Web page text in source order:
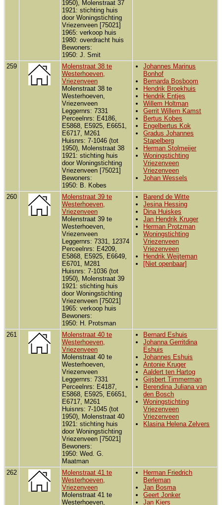
1950), Molenstraat 37
1921: stichting huis
door Woningstichting
Vriezenveen [75021]
1965: verkoop huis
1980: overdracht huis
Bewoners:
1950: J. Smit
259
Molenstraat 38 te
Westerhoeven,
Vriezenveen
Molenstraat 38 te
Westerhoeven,
Vriezenveen
Leggernrs: 7331
Perceelnrs: E4186,
E5868, E5925, E6651,
E6717, M261
Huisnrs: 7-1046 (tot
1950), Molenstraat 38
1921: stichting huis
door Woningstichting
Vriezenveen [75021]
Bewoners:
1950: B. Kobes
Johannes Marinus
Bonhof
Bernarda Bosboom
Hendrik Broekhuis
Hendrik Entjes
Willem Holtman
Gerrit Willem Kamst
Bertus Kobes
Engelbertus Kok
Gradus Johannes
Stapelberg
Herman Stolmeijer
Woningstichting
Vriezenveen
Vriezenveen
Johan Wessels
260
Molenstraat 39 te
Westerhoeven,
Vriezenveen
Molenstraat 39 te
Westerhoeven,
Vriezenveen
Leggernrs: 7331, 12374
Perceelnrs: E4209,
E5868, E5925, E6649,
E6701, M281
Huisnrs: 7-1036 (tot
1950), Molenstraat 39
1921: stichting huis
door Woningstichting
Vriezenveen [75021]
1965: verkoop huis
Bewoners:
1950: H. Protsman
Barend de Witte
Jesina Hessing
Dina Huiskes
Jan Hendrik Kruger
Herman Protzman
Woningstichting
Vriezenveen
Vriezenveen
Hendrik Weijteman
[Niet openbaar]
261
Molenstraat 40 te
Westerhoeven,
Vriezenveen
Molenstraat 40 te
Westerhoeven,
Vriezenveen
Leggernrs: 7331
Perceelnrs: E4187,
E5868, E5925, E6651,
E6717, M261
Huisnrs: 7-1045 (tot
1950), Molenstraat 40
1921: stichting huis
door Woningstichting
Vriezenveen [75021]
Bewoners:
1950: Wed. G.
Maatman
Bernard Eshuis
Johanna Gerritdina
Eshuis
Johannes Eshuis
Antonie Kruger
Aaldert ten Hartog
Gijsbert Timmerman
Berendina Juliana van
den Bosch
Woningstichting
Vriezenveen
Vriezenveen
Klasina Helena Zelvers
262
Molenstraat 41 te
Westerhoeven,
Vriezenveen
Molenstraat 41 te
Westerhoeven,
Herman Friedrich
Berleman
Jan Bosma
Geert Jonker
Jan Kiers